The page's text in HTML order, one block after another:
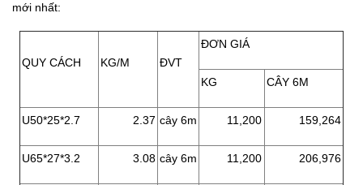
mới nhất:
QUY CÁCH KG/M ĐVT
ĐƠN GIÁ
KG CÂY 6M
U50*25*2.7 2.37 cây 6m 11,200 159,264
U65*27*3.2 3.08 cây 6m 11,200 206,976